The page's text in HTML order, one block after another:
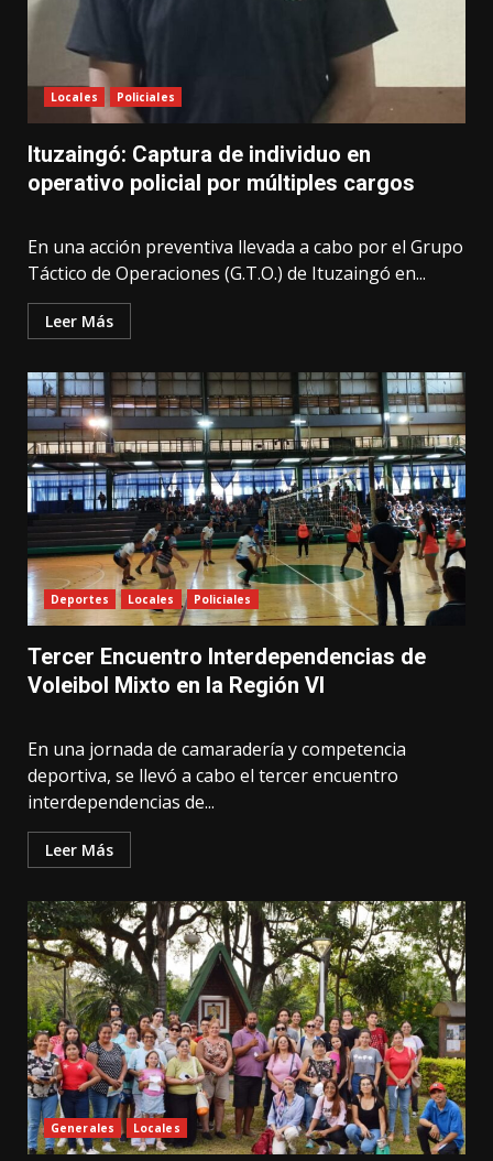
Locales Policiales
Ituzaingó: Captura de individuo en
operativo policial por múltiples cargos
En una acción preventiva llevada a cabo por el Grupo
Táctico de Operaciones (G.T.O.) de Ituzaingó en...
Leer Más
Deportes Locales Policiales
Tercer Encuentro Interdependencias de
Voleibol Mixto en la Región VI
En una jornada de camaradería y competencia
deportiva, se llevó a cabo el tercer encuentro
interdependencias de...
Leer Más
Generales Locales